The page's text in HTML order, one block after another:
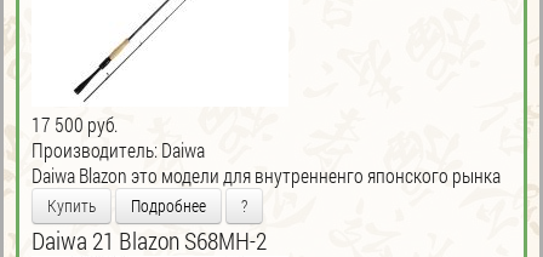
17 500 руб.
Производитель: Daiwa
Daiwa Blazon это модели для внутренненго японского рынка
Купить Подробнее ?
Daiwa 21 Blazon S68MH-2